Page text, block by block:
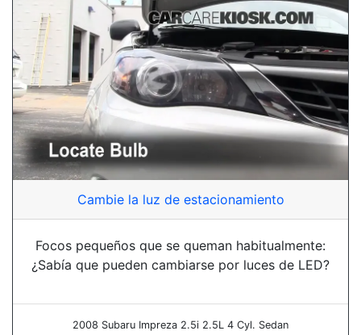
Cambie la luz de estacionamiento
Focos pequeños que se queman habitualmente:
¿Sabía que pueden cambiarse por luces de LED?
2008 Subaru Impreza 2.5i 2.5L 4 Cyl. Sedan